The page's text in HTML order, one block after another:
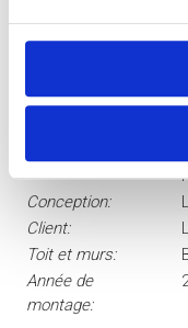
également très
fonctions : hôtel
Données du
Conception:
Client:
Toit et murs:
Année de
montage: